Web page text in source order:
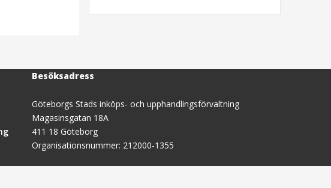
(öppnas
Besöksadress
Göteborgs Stads inköps- och upphandlingsförvaltning
Magasinsgatan 18A
411 18 Göteborg
Organisationsnummer: 212000-1355